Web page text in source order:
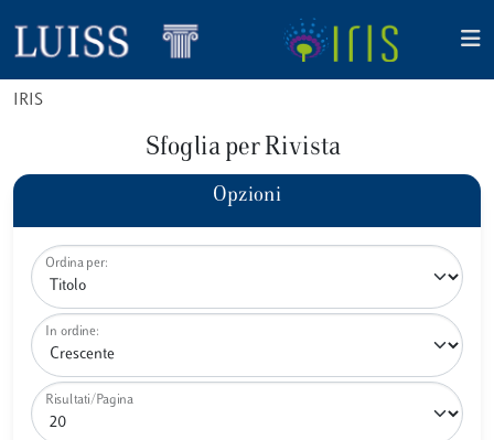
IRIS
Sfoglia per Rivista
Opzioni
Ordina per:
In ordine:
Risultati/Pagina